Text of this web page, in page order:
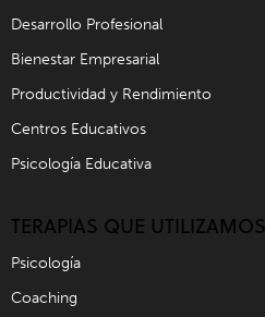
Desarrollo Profesional
Bienestar Empresarial
Productividad y Rendimiento
Centros Educativos
Psicología Educativa
TERAPIAS QUE UTILIZAMOS
Psicología
Coaching